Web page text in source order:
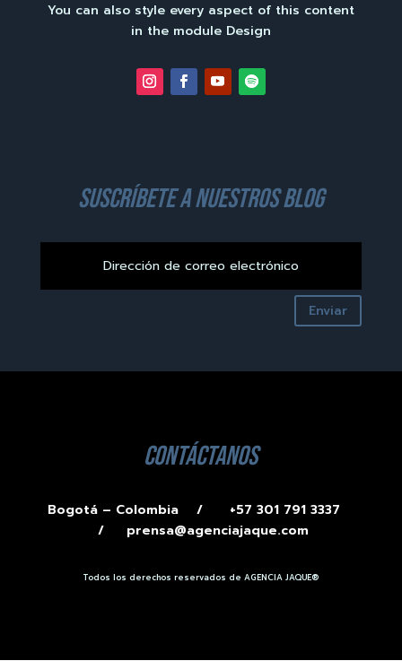
You can also style every aspect of this content
in the module Design
suscríbete a nuestros blog
Enviar
contáctanos
Bogotá – Colombia /
+57 301 791 3337
/ prensa@agenciajaque.com
Todos los derechos reservados de AGENCIA JAQUE®